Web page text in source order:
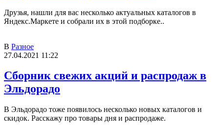
Друзья, нашли для вас несколько актуальных каталогов в
Яндекс.Маркете и собрали их в этой подборке..
В Разное
27.04.2021 11:22
Сборник свежих акций и распродаж в
Эльдорадо
В Эльдорадо тоже появилось несколько новых каталогов и
скидок. Расскажу про товары дня и распродаже.